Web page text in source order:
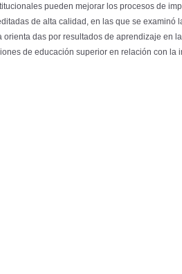
pueden mejorar los procesos de
de alta calidad, en las que se examinó
das por resultados de aprendizaje en
de educación superior en relación con la